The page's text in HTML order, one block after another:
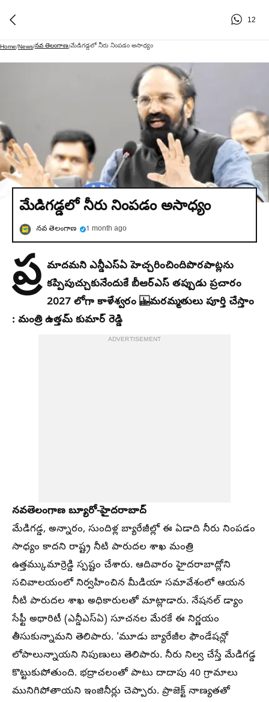
12
Home/News/నవ తెలంగాణ/మేడిగడ్డలో నీరు నింపడం అసాధ్యం
మేడిగడ్డలో నీరు నింపడం అసాధ్యం
నవ తెలంగాణ 1 month ago
ప్ర మాదమని ఎన్డీఎస్ఏ హెచ్చరించిందిపొరపాట్లను
కప్పిపుచ్చుకునేందుకే బీఆర్ఎస్ తప్పుడు ప్రచారం
2027 లోగా కాళేశ్వరం మరమ్మతులు పూర్తి చేస్తాం
: మంత్రి ఉత్తమ్ కుమార్ రెడ్డి
ADVERTISEMENT
నవతెలంగాణ బ్యూరో-హైదరాబాద్
మేడిగడ్డ, అన్నారం, సుందిళ్ల బ్యారేజీల్లో ఈ ఏడాది నీరు నింపడం
సాధ్యం కాదని రాష్ట్ర నీటి పారుదల శాఖ మంత్రి
ఉత్తమ్కుమార్రెడ్డి స్పష్టం చేశారు. ఆదివారం హైదరాబాద్లోని
సచివాలయంలో నిర్వహించిన మీడియా సమావేశంలో ఆయన
నీటి పారుదల శాఖ అధికారులతో మాట్లాడారు. నేషనల్ డ్యాం
సేఫ్టీ అథారిటీ (ఎన్డీఎస్ఏ) సూచనల మేరకే ఈ నిర్ణయం
తీసుకున్నామని తెలిపారు. 'మూడు బ్యారేజీల ఫౌండేషన్లో
లోపాలున్నాయని నిపుణులు తెలిపారు. నీరు నిల్వ చేస్తే మేడిగడ్డ
కొట్టుకుపోతుంది. భద్రాచలంతో పాటు దాదాపు 40 గ్రామాలు
మునిగిపోతాయని ఇంజినీర్లు చెప్పారు. ప్రాజెక్ట్ నాణ్యతతో